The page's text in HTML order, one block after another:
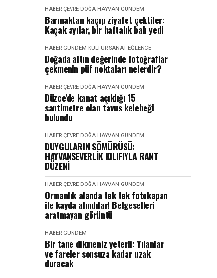
HABER ÇEVRE DOĞA HAYVAN GÜNDEM
Barınaktan kaçıp ziyafet çektiler:
Kaçak ayılar, bir haftalık balı yedi
HABER GÜNDEM KÜLTÜR SANAT EĞLENCE
Doğada altın değerinde fotoğraflar
çekmenin püf noktaları nelerdir?
HABER ÇEVRE DOĞA HAYVAN GÜNDEM
Düzce'de kanat açıklığı 15
santimetre olan tavus kelebeği
bulundu
HABER ÇEVRE DOĞA HAYVAN GÜNDEM
DUYGULARIN SÖMÜRÜSÜ:
HAYVANSEVERLİK KILIFIYLA RANT
DÜZENİ
HABER ÇEVRE DOĞA HAYVAN GÜNDEM
Ormanlık alanda tek tek fotokapan
ile kayda alındılar! Belgeselleri
aratmayan görüntü
HABER GÜNDEM
Bir tane dikmeniz yeterli: Yılanlar
ve fareler sonsuza kadar uzak
duracak